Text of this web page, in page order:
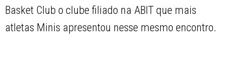
Basket Club o clube filiado na ABIT que mais
atletas Minis apresentou nesse mesmo encontro.